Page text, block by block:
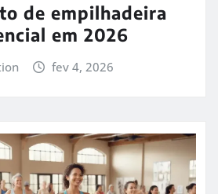
de empilhadeira
em 2026
fev 4, 2026